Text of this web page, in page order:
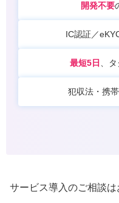
開発不要
IC認証／
最短5日 、
犯収法・携
サービス導入のご相談は